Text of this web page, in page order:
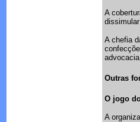
A
A chefia
Outras
O jogo
A